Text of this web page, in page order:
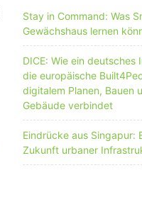
Stay in Command: Was
Gewächshaus lernen
DICE: Wie ein deutsches
die europäische
digitalem Planen, Bauen
Gebäude verbindet
Eindrücke aus Singapur:
Zukunft urbaner